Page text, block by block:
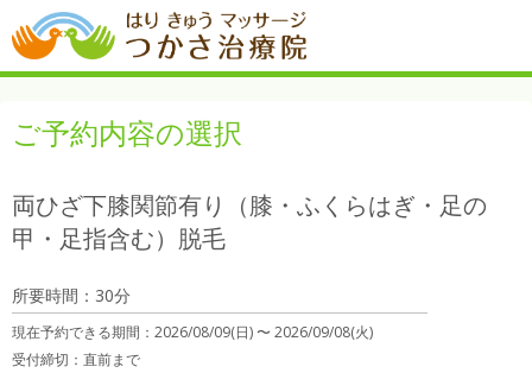
ご予約内容の選択
両ひざ下膝関節有り（膝・ふくらはぎ・足の
甲・足指含む）脱毛
所要時間：30分
現在予約できる期間： 2026/08/09(日) 〜2026/09/08(火)
受付締切： 直前まで